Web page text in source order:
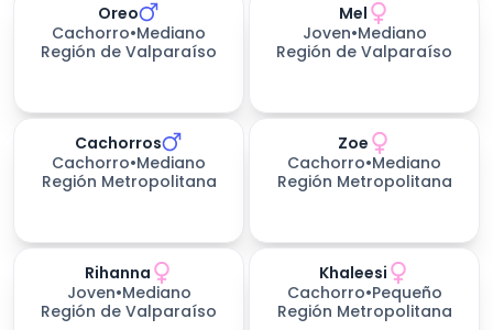
Oreo
Cachorro•Mediano
Región de Valparaíso
Mel
Joven•Mediano
Región de Valparaíso
Cachorros
Cachorro•Mediano
Región Metropolitana
Zoe
Cachorro•Mediano
Región Metropolitana
días esperando
Rihanna
Joven•Mediano
Región de Valparaíso
Khaleesi
Cachorro•Pequeño
Región Metropolitana